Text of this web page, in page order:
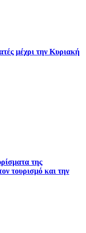
μέχρι την Κυριακή
της
τουρισμό και την